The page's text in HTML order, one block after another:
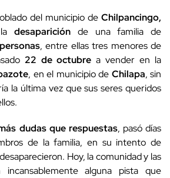
del municipio de Chilpancingo,
ladesaparición de una familia de
, entre ellas tres menores de
22 de octubre a vender en la
, en el municipio de Chilapa, sin
la última vez que sus seres queridos
dudas que respuestas, pasó días
de la familia, en su intento de
Hoy, la comunidad y las
incansablemente alguna pista que